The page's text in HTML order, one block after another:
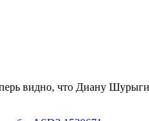
видно, что Диану